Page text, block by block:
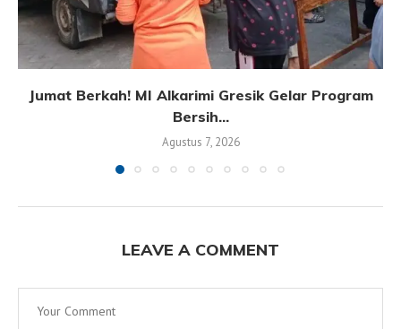
Jumat Berkah! MI Alkarimi Gresik Gelar Program
Bersih...
Agustus 7, 2026
LEAVE A COMMENT